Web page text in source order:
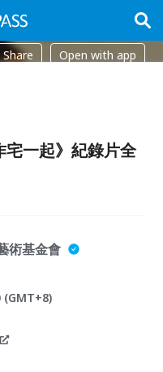
Share Open with app
宅一起》紀錄片全
術基金會
(GMT+8)